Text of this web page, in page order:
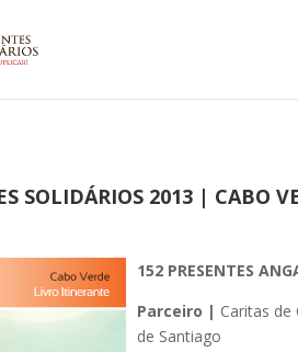
SOLIDÁRIOS 2013 | CABO
152 PRESENTES
Parceiro | Caritas de
de Santiago